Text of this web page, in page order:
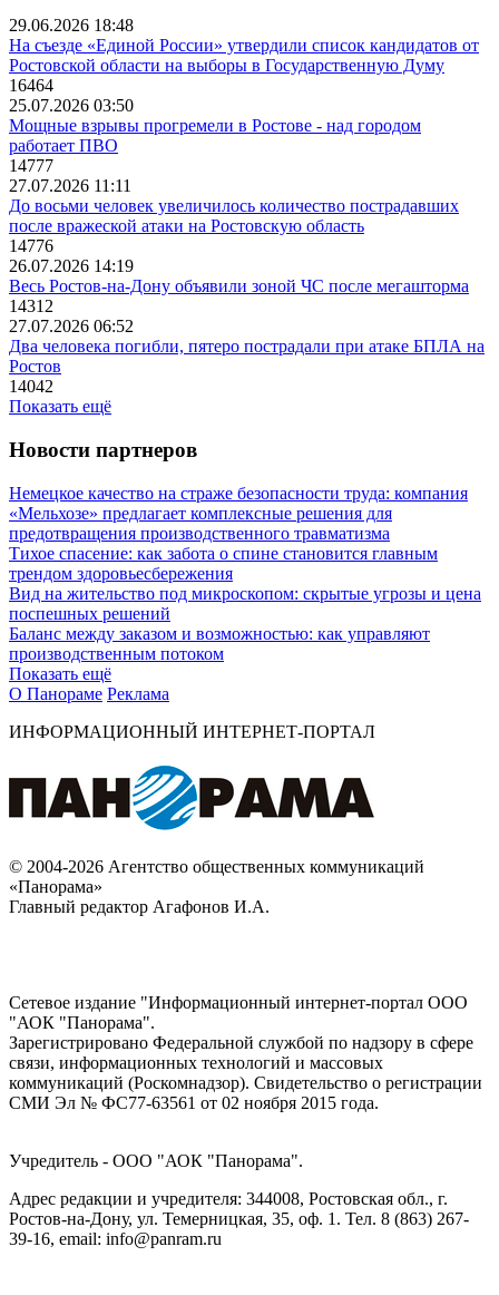
29.06.2026 18:48
На съезде «Единой России» утвердили список кандидатов от
Ростовской области на выборы в Государственную Думу
16464
25.07.2026 03:50
Мощные взрывы прогремели в Ростове - над городом
работает ПВО
14777
27.07.2026 11:11
До восьми человек увеличилось количество пострадавших
после вражеской атаки на Ростовскую область
14776
26.07.2026 14:19
Весь Ростов-на-Дону объявили зоной ЧС после мегашторма
14312
27.07.2026 06:52
Два человека погибли, пятеро пострадали при атаке БПЛА на
Ростов
14042
Показать ещё
Новости партнеров
Немецкое качество на страже безопасности труда: компания
«Мельхозе» предлагает комплексные решения для
предотвращения производственного травматизма
Тихое спасение: как забота о спине становится главным
трендом здоровьесбережения
Вид на жительство под микроскопом: скрытые угрозы и цена
поспешных решений
Баланс между заказом и возможностью: как управляют
производственным потоком
Показать ещё
О Панораме Реклама
ИНФОРМАЦИОННЫЙ ИНТЕРНЕТ-ПОРТАЛ
© 2004-2026 Агентство общественных коммуникаций
«Панорама»
Главный редактор Агафонов И.А.
Сетевое издание "Информационный интернет-портал ООО
"АОК "Панорама".
Зарегистрировано Федеральной службой по надзору в сфере
связи, информационных технологий и массовых
коммуникаций (Роскомнадзор). Cвидетельство о регистрации
СМИ Эл № ФС77-63561 от 02 ноября 2015 года.
Учредитель - ООО "АОК "Панорама".
Адрес редакции и учредителя: 344008, Ростовская обл., г.
Ростов-на-Дону, ул. Темерницкая, 35, оф. 1. Тел. 8 (863) 267-
39-16, email: info@panram.ru